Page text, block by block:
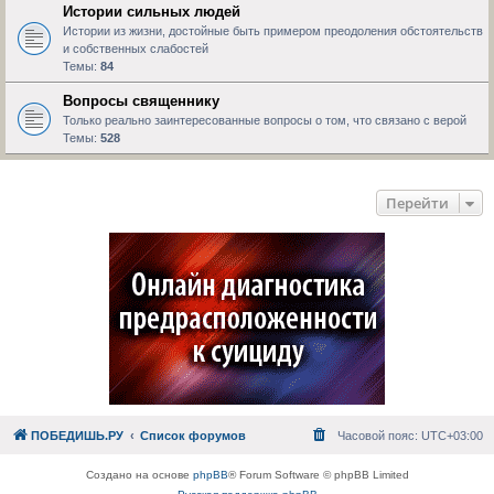
Истории сильных людей
Истории из жизни, достойные быть примером преодоления обстоятельств
и собственных слабостей
Темы: 84
Вопросы священнику
Только реально заинтересованные вопросы о том, что связано с верой
Темы: 528
Перейти
ПОБЕДИШЬ.РУ Список форумов Часовой пояс: UTC+03:00
Создано на основе phpBB® Forum Software © phpBB Limited